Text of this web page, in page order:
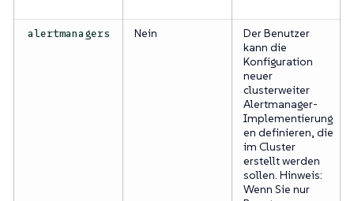
alertmanagers Nein
Der Benutzer
kann die
Konfiguration
neuer
clusterweiter
Alertmanager-
Implementierung
en definieren, die
im Cluster
erstellt werden
sollen. Hinweis:
Wenn Sie nur